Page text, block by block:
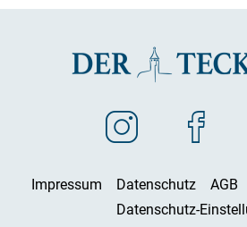
Impressum Datenschutz AGB
Datenschutz-